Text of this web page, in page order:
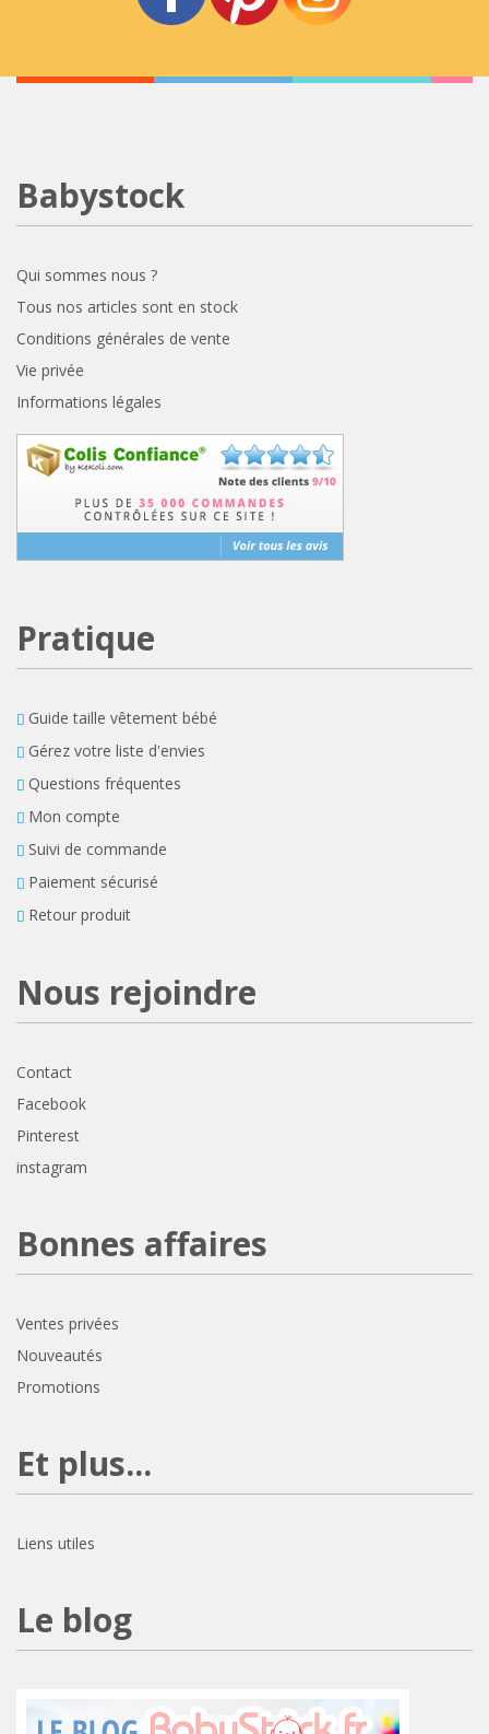
Babystock
Qui sommes nous ?
Tous nos articles sont en stock
Conditions générales de vente
Vie privée
Informations légales
Pratique
Guide taille vêtement bébé
Gérez votre liste d'envies
Questions fréquentes
Mon compte
Suivi de commande
Paiement sécurisé
Retour produit
Nous rejoindre
Contact
Facebook
Pinterest
instagram
Bonnes affaires
Ventes privées
Nouveautés
Promotions
Et plus...
Liens utiles
Le blog